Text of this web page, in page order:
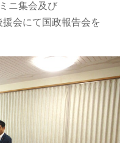
ニ集会及び
会にて国政報告会を